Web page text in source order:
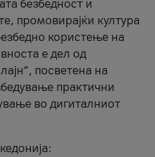
безбедност и
промовирајќи култура
користење на
е дел од
посветена на
практични
во дигиталниот